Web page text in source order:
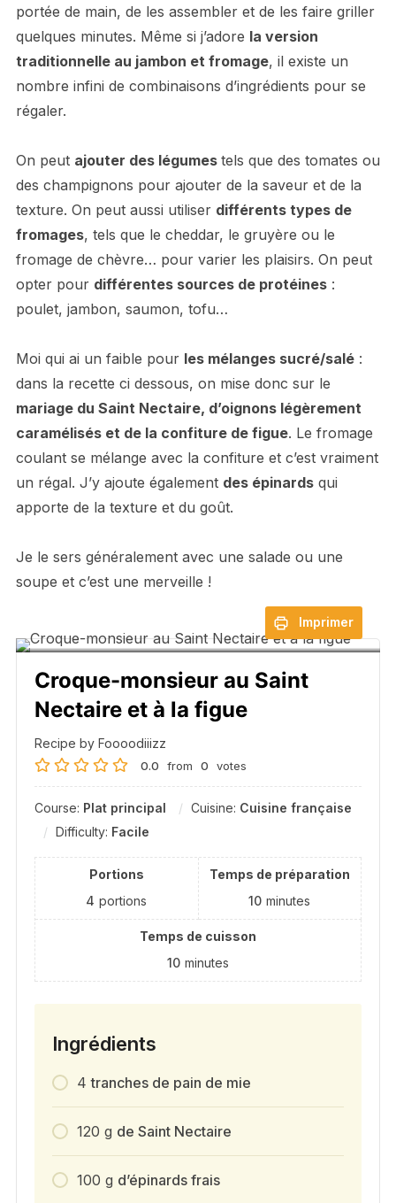
portée de main, de les assembler et de les faire griller
quelques minutes. Même si j’adore la version
traditionnelle au jambon et fromage, il existe un
nombre infini de combinaisons d’ingrédients pour se
régaler.
On peut ajouter des légumes tels que des tomates ou
des champignons pour ajouter de la saveur et de la
texture. On peut aussi utiliser différents types de
fromages, tels que le cheddar, le gruyère ou le
fromage de chèvre… pour varier les plaisirs. On peut
opter pour différentes sources de protéines:
poulet, jambon, saumon, tofu…
Moi qui ai un faible pour les mélanges sucré/salé:
dans la recette ci dessous, on mise donc sur le
mariage du Saint Nectaire, d’oignons légèrement
caramélisés et de la confiture de figue. Le fromage
coulant se mélange avec la confiture et c’est vraiment
un régal. J’y ajoute également des épinardsqui
apporte de la texture et du goût.
Je le sers généralement avec une salade ou une
soupe et c’est une merveille !
Imprimer
Croque-monsieur au Saint
Nectaire et à la figue
Recipe by Foooodiiizz
0.0 from 0 votes
Course: Plat principal Cuisine: Cuisine française
Difficulty: Facile
Portions
4 portions
Temps de préparation
10 minutes
Temps de cuisson
10 minutes
Ingrédients
4 tranches de pain de mie
120 g de Saint Nectaire
100 g d’épinards frais